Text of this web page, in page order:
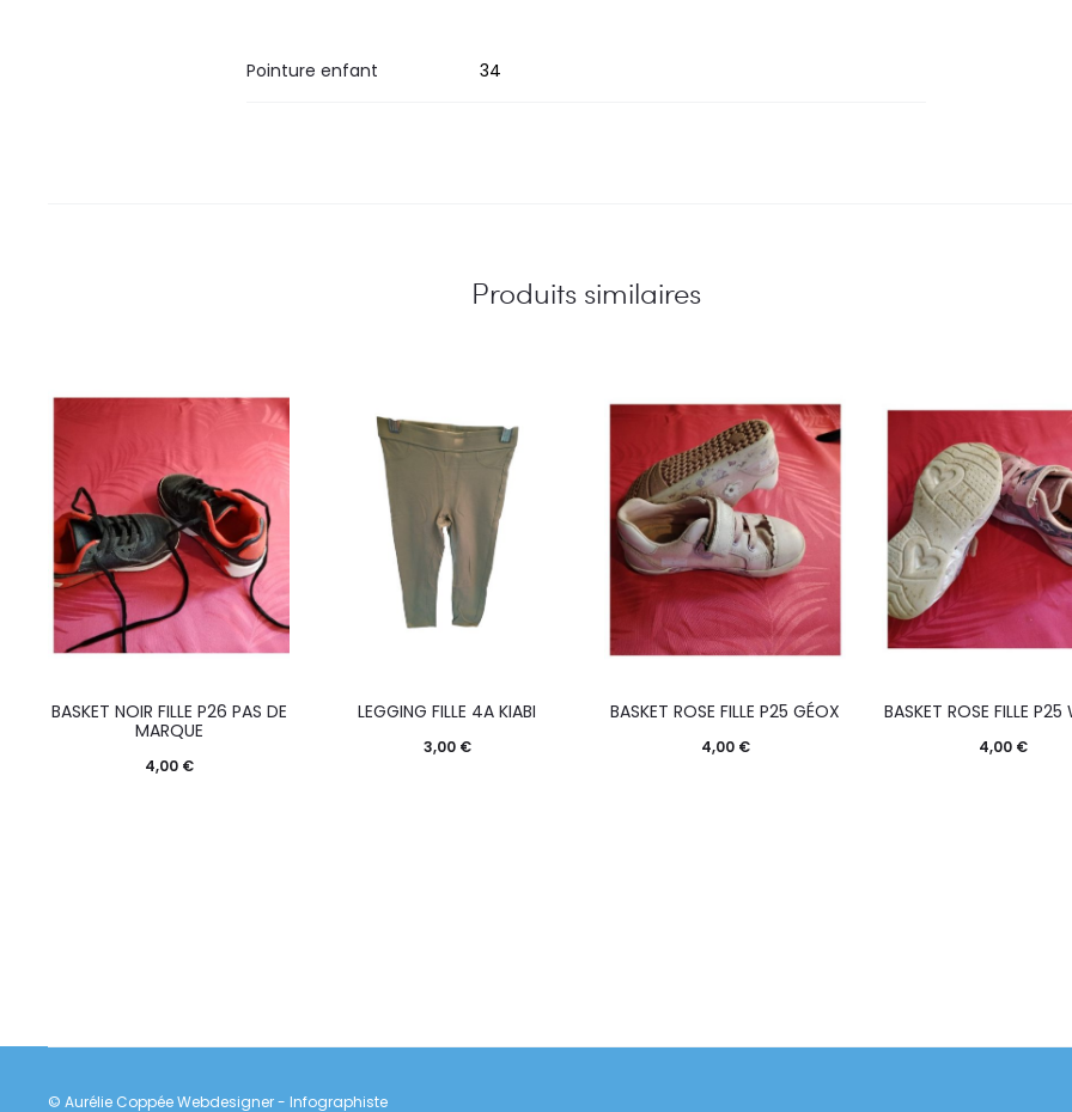
Pointure enfant 34
Produits similaires
BASKET NOIR FILLE P26 PAS DE
MARQUE
4,00 €
LEGGING FILLE 4A KIABI
3,00 €
BASKET ROSE FILLE P25 GÉOX
4,00 €
BASKET ROSE FILLE P25
4,00 €
© Aurélie Coppée Webdesigner - Infographiste